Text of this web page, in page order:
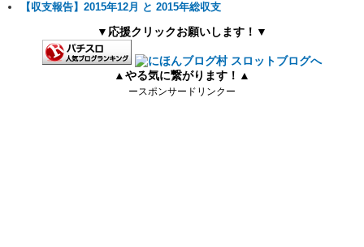
【収支報告】2015年12月 と 2015年総収支
▼応援クリックお願いします！▼
▲やる気に繋がります！▲
ースポンサードリンクー